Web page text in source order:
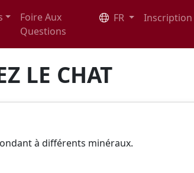
Foire Aux
Questions
FR Inscription
LE CHAT
à différents minéraux.